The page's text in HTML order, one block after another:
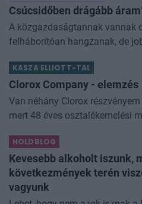
Csúcsidőben drágább
A közgazdaságtannak vannak
felháborítóan hangzanak, de
némi kellemetlenséggel is
KASZA ELLIOTT-TAL
Clorox Company - elemzés
Van néhány Clorox
mert 48 éves osztalékemelési
dividend king-et. Azt
HOLDBLOG
Kevesebb alkoholt iszunk,
következmények terén
vagyunk